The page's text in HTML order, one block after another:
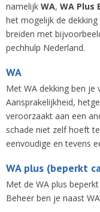
namelijk WA, WA Plus
het mogelijk de
breiden met
pechhulp Nederland.
WA
Met WA dekking ben je
Aansprakelijkheid,
veroorzaakt aan een
schade niet zelf hoeft
eenvoudige en tevens
WA plus (beperkt
Met de WA plus
Beheer ben je naast